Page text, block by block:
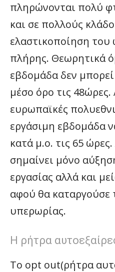
πληρώνονται πολύ
και σε πολλούς
ελαστικοποίηση του
πλήρης. Θεωρητικά
εβδομάδα δεν
μέσο όρο τις
ευρωπαϊκές
εργάσιμη εβδομάδα
κατά μ.ο. τις 65
σημαίνει μόνο
εργασίας αλλά και
αφού θα καταργούσε
υπερωρίας.
Η ρήτρα
Το opt out(ρήτρα